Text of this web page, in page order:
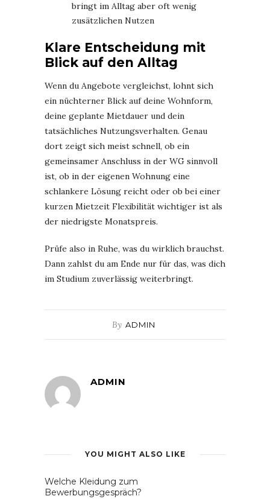
bringt im Alltag aber oft wenig
zusätzlichen Nutzen
Klare Entscheidung mit
Blick auf den Alltag
Wenn du Angebote vergleichst, lohnt sich
ein nüchterner Blick auf deine Wohnform,
deine geplante Mietdauer und dein
tatsächliches Nutzungsverhalten. Genau
dort zeigt sich meist schnell, ob ein
gemeinsamer Anschluss in der WG sinnvoll
ist, ob in der eigenen Wohnung eine
schlankere Lösung reicht oder ob bei einer
kurzen Mietzeit Flexibilität wichtiger ist als
der niedrigste Monatspreis.
Prüfe also in Ruhe, was du wirklich brauchst.
Dann zahlst du am Ende nur für das, was dich
im Studium zuverlässig weiterbringt.
By ADMIN
ADMIN
YOU MIGHT ALSO LIKE
Welche Kleidung zum
Bewerbungsgespräch?